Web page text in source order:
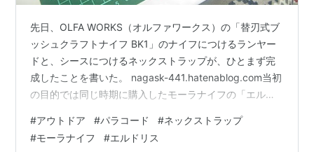
先日、OLFA WORKS（オルファワークス）の「替刃式ブ
ッシュクラフトナイフ BK1」のナイフにつけるランヤー
ドと、シースにつけるネックストラップが、ひとまず完
成したことを書いた。 nagask-441.hatenablog.com当初
の目的では同じ時期に購入したモーラナイフの「エルド
替えるということだった。ということで今回はモーラナ
イフの「エルドリス」のシースにつけるネックストラッ
#アウトドア #パラコード #ネックストラップ
#モーラナイフ #エルドリス